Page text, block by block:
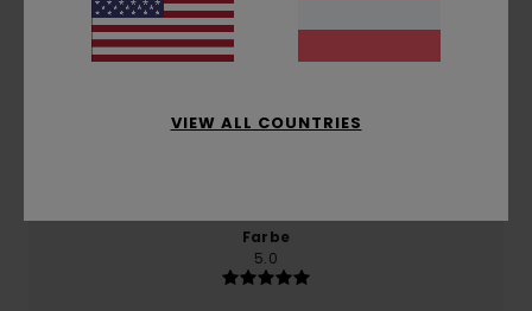
Preis-Leistungs-Verhältnis
Größe
Material
Farbe
5.0
VIEW ALL COUNTRIES